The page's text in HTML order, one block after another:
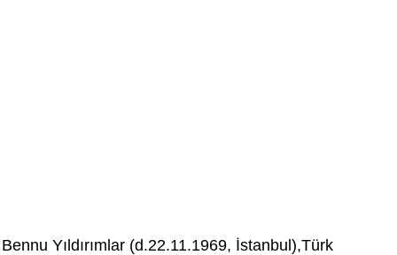
Bennu Yıldırımlar (d.22.11.1969, İstanbul),Türk